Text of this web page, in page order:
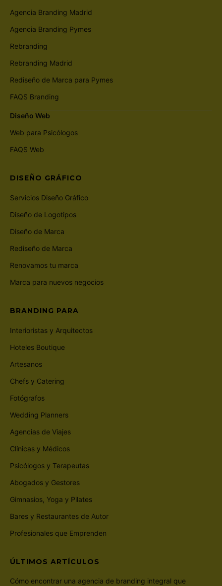
Agencia Branding Madrid
Agencia Branding Pymes
Rebranding
Rebranding Madrid
Rediseño de Marca para Pymes
FAQS Branding
Diseño Web
Web para Psicólogos
FAQS Web
DISEÑO GRÁFICO
Servicios Diseño Gráfico
Diseño de Logotipos
Diseño de Marca
Rediseño de Marca
Renovamos tu marca
Marca para nuevos negocios
BRANDING PARA
Interioristas y Arquitectos
Hoteles Boutique
Artesanos
Chefs y Catering
Fotógrafos
Wedding Planners
Agencias de Viajes
Clínicas y Médicos
Psicólogos y Terapeutas
Abogados y Gestores
Gimnasios, Yoga y Pilates
Bares y Restaurantes de Autor
Profesionales que Emprenden
ÚLTIMOS ARTÍCULOS
Cómo encontrar una agencia de branding integral que